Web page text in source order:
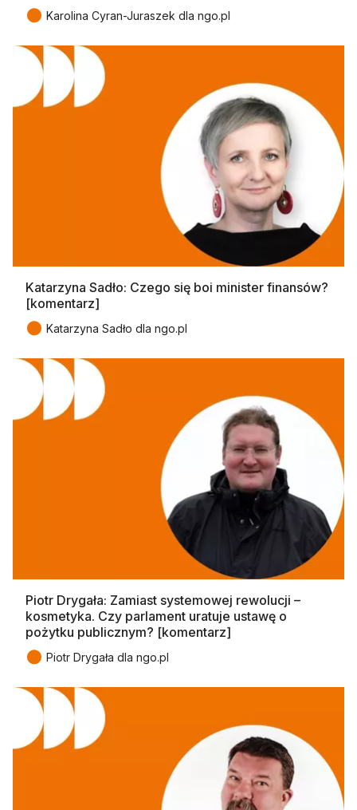
● Karolina Cyran-Juraszek dla ngo.pl
Katarzyna Sadło: Czego się boi minister finansów?
[komentarz]
● Katarzyna Sadło dla ngo.pl
Piotr Drygała: Zamiast systemowej rewolucji –
kosmetyka. Czy parlament uratuje ustawę o
pożytku publicznym? [komentarz]
● Piotr Drygała dla ngo.pl